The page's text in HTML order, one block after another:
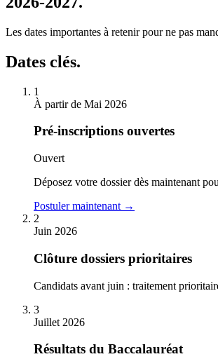
Les dates importantes à retenir pour ne pas
Dates clés.
1
À partir de Mai 2026
Pré-inscriptions ouvertes
Ouvert
Déposez votre dossier dès maintenant
Postuler maintenant →
2
Juin 2026
Clôture dossiers prioritaires
Candidats avant juin : traitement
3
Juillet 2026
Résultats du Baccalauréat